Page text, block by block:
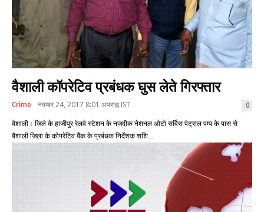
वैशाली कॉपरेटिव प्रबंधक घुस लेते गिरफ्तार
Crime नवम्बर 24, 2017 8:01 अपराह्न IST 0
वैशाली। जिले के हाजीपुर रेलवे स्टेशन के नजदीक नेशनल ओटो सर्विस पेट्राल पम्प के पास से
बैशाली जिला के कोपरेटिव बैंक के प्रबंधक निर्देशक शशि...